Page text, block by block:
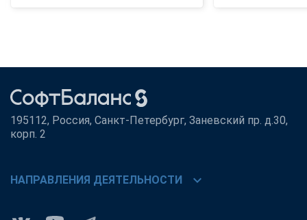
195112, Россия, Санкт-Петербург, Заневский пр. д.30,
корп. 2
НАПРАВЛЕНИЯ ДЕЯТЕЛЬНОСТИ chevron_right